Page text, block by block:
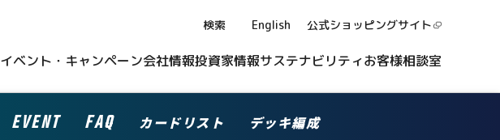
検索 English 公式ショッピングサイト
イベント・キャンペーン会社情報投資家情報サステナビリティお客様相談室
EVENT FAQ カードリスト デッキ編成